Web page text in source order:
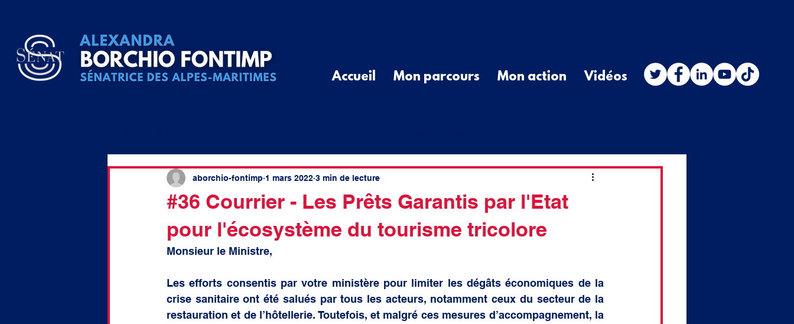
Accueil Mon parcours Mon action Vidéos
Question écrite QAG Communiqué de Presse Question orale
raccordement élu local élus ruraux cotisations spatial budget
#36 Courrier - Les Prêts Garantis par l'Etat
pour l'écosystème du tourisme tricolore
aborchio-fontimp 1 mars 2022 3 min de lecture
Monsieur le Ministre,
Les efforts consentis par votre ministère pour limiter les dégâts économiques de la
crise sanitaire ont été salués par tous les acteurs, notamment ceux du secteur de la
restauration et de l’hôtellerie. Toutefois, et malgré ces mesures d’accompagnement, la